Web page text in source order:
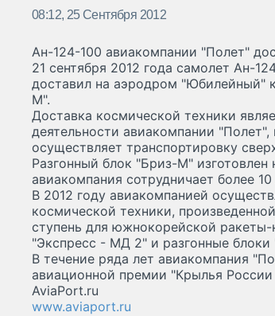
08:12, 25 Сентября 2012
Ан-124-100 авиакомпании "Полет"
21 сентября 2012 года самолет Ан-
доставил на аэродром "Юбилейный"
М".
Доставка космической техники
деятельности авиакомпании
осуществляет транспортировку
Разгонный блок "Бриз-М"
авиакомпания сотрудничает более 10
В 2012 году авиакомпанией
космической техники,
ступень для южнокорейской ракеты-
"Экспресс - МД 2" и разгонные
В течение ряда лет авиакомпания
авиационной премии "Крылья России
AviaPort.ru
www.aviaport.ru